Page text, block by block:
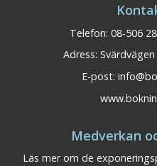
Telefon: 08-506
Adress:
E-post:
Medverkan
Läs mer om de